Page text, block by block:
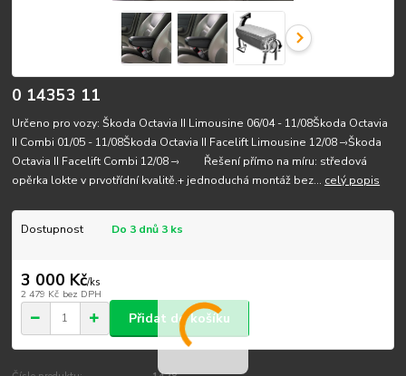
0 14353 11
Určeno pro vozy: Škoda Octavia II Limousine 06/04 - 11/08Škoda Octavia
II Combi 01/05 - 11/08Škoda Octavia II Facelift Limousine 12/08 –›Škoda
Octavia II Facelift Combi 12/08 –› Řešení přímo na míru: středová
opěrka lokte v prvotřídní kvalitě.+ jednoduchá montáž bez... celý popis
Dostupnost Do 3 dnů 3 ks
3 000 Kč/ks
2 479 Kč bez DPH
Přidat do košíku